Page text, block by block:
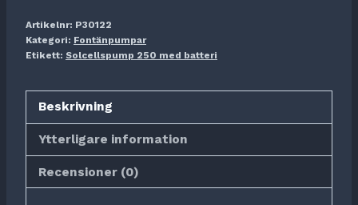
Batteri
mängd
Artikelnr: P30122
Kategori: Fontänpumpar
Etikett: Solcellspump 250 med batteri
Beskrivning
Ytterligare information
Recensioner (0)